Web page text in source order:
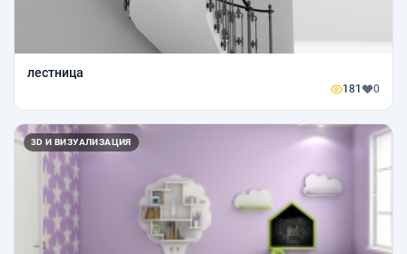
лестница
181 0
3D И ВИЗУАЛИЗАЦИЯ